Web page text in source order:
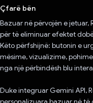
Çfarë bën
Bazuar në përvojën e
për të eliminuar efektet
Këto përfshijnë: butonin e
mësime, vizualizime,
nga një përbindësh blu
Duke integruar Gemini API,